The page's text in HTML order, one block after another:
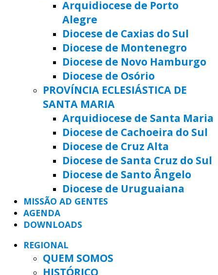
Arquidiocese de Porto
Alegre
Diocese de Caxias do Sul
Diocese de Montenegro
Diocese de Novo Hamburgo
Diocese de Osório
PROVÍNCIA ECLESIÁSTICA DE
SANTA MARIA
Arquidiocese de Santa Maria
Diocese de Cachoeira do Sul
Diocese de Cruz Alta
Diocese de Santa Cruz do Sul
Diocese de Santo Ângelo
Diocese de Uruguaiana
MISSÃO AD GENTES
AGENDA
DOWNLOADS
REGIONAL
QUEM SOMOS
HISTÓRICO